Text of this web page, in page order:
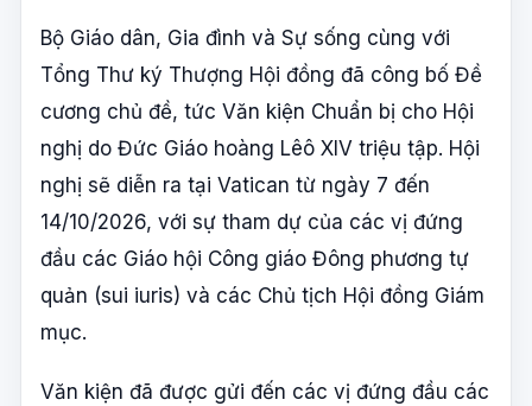
Bộ Giáo dân, Gia đình và Sự sống cùng với
Tổng Thư ký Thượng Hội đồng đã công bố Đề
cương chủ đề, tức Văn kiện Chuẩn bị cho Hội
nghị do Đức Giáo hoàng Lêô XIV triệu tập. Hội
nghị sẽ diễn ra tại Vatican từ ngày 7 đến
14/10/2026, với sự tham dự của các vị đứng
đầu các Giáo hội Công giáo Đông phương tự
quản (sui iuris) và các Chủ tịch Hội đồng Giám
mục.
Văn kiện đã được gửi đến các vị đứng đầu các